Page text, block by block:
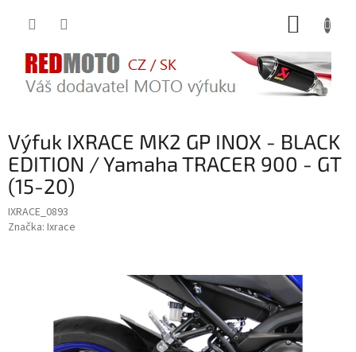
Výfuk IXRACE MK2 GP INOX - BLACK
EDITION / Yamaha TRACER 900 - GT
(15-20)
IXRACE_0893
Značka: Ixrace